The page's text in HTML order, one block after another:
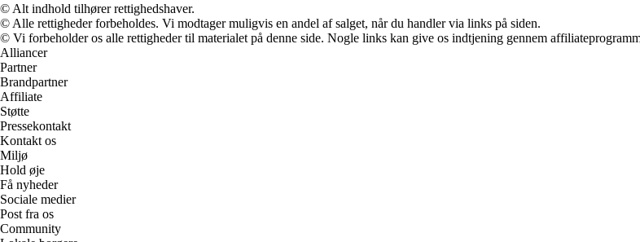
© Alt indhold tilhører rettighedshaver.
© Alle rettigheder forbeholdes. Vi modtager muligvis en andel af salget, når du handler via links på siden.
© Vi forbeholder os alle rettigheder til materialet på denne side. Nogle links kan give os indtjening gennem
Alliancer
Partner
Brandpartner
Affiliate
Støtte
Pressekontakt
Kontakt os
Miljø
Hold øje
Få nyheder
Sociale medier
Post fra os
Community